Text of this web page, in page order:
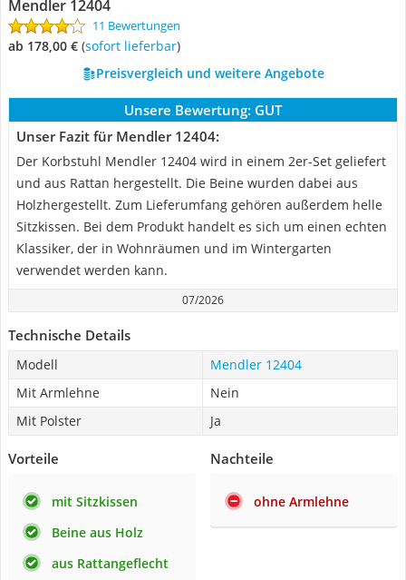
‎Mendler 12404
11 Bewertungen
ab 178,00 € ( Sofort lieferbar)
Preisvergleich und weitere Angebote
Unsere Bewertung: GUT
Unser Fazit für ‎Mendler 12404:
Der Korbstuhl Mendler 12404 wird in einem 2er-Set geliefert
und aus Rattan hergestellt. Die Beine wurden dabei aus
Holzhergestellt. Zum Lieferumfang gehören außerdem helle
Sitzkissen. Bei dem Produkt handelt es sich um einen echten
Klassiker, der in Wohnräumen und im Wintergarten
verwendet werden kann.
07/2026
Technische Details
Modell
‎Mendler 12404
Mit Armlehne
Nein
Mit Polster
Ja
Vorteile
mit Sitzkissen
Beine aus Holz
aus Rattangeflecht
Nachteile
ohne Armlehne